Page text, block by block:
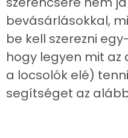
bevásárlásokkal,
be kell szerezni
hogy legyen mit
a locsolók elé)
segítséget az